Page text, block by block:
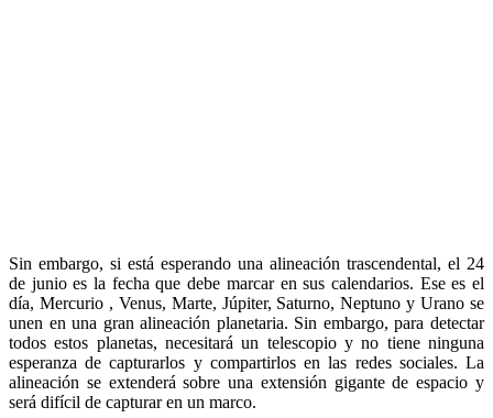
Sin embargo, si está esperando una alineación trascendental, el 24
de junio es la fecha que debe marcar en sus calendarios. Ese es el
día, Mercurio , Venus, Marte, Júpiter, Saturno, Neptuno y Urano se
unen en una gran alineación planetaria. Sin embargo, para detectar
todos estos planetas, necesitará un telescopio y no tiene ninguna
esperanza de capturarlos y compartirlos en las redes sociales. La
alineación se extenderá sobre una extensión gigante de espacio y
será difícil de capturar en un marco.